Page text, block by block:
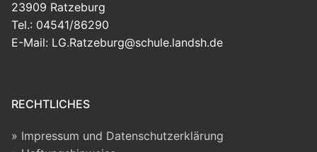
23909 Ratzeburg
Tel.: 04541/86290
E-Mail: LG.Ratzeburg@schule.landsh.de
RECHTLICHES
Impressum und Datenschutzerklärung